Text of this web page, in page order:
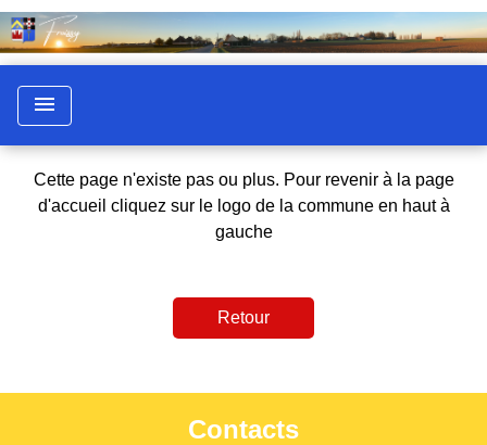
menu
Cette page n'existe pas ou plus. Pour revenir à la page
d'accueil cliquez sur le logo de la commune en haut à
gauche
Retour
Contacts